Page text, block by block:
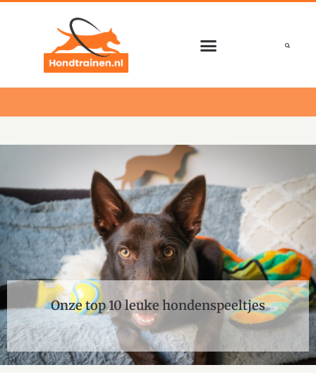
Onze top 10 leuke hondenspeeltjes